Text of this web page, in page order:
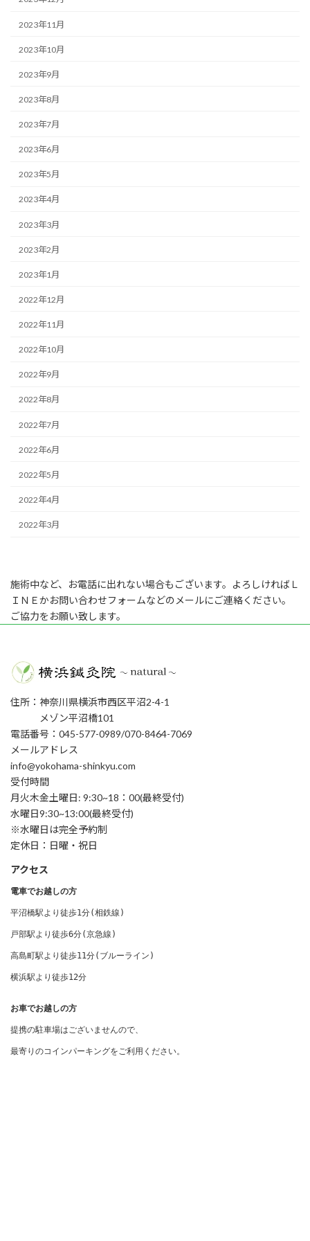
2023年11月
2023年10月
2023年9月
2023年8月
2023年7月
2023年6月
2023年5月
2023年4月
2023年3月
2023年2月
2023年1月
2022年12月
2022年11月
2022年10月
2022年9月
2022年8月
2022年7月
2022年6月
2022年5月
2022年4月
2022年3月
施術中など、お電話に出れない場合もございます。よろしければＬ
ＩＮＥかお問い合わせフォームなどのメールにご連絡ください。
ご協力をお願い致します。
住所：神奈川県横浜市西区平沼2-4-1
メゾン平沼橋101
電話番号：045-577-0989/070-8464-7069
メールアドレス
info@yokohama-shinkyu.com
受付時間
月火木金土曜日: 9:30~18：00(最終受付)
水曜日9:30~13:00(最終受付)
※水曜日は完全予約制
定休日：日曜・祝日
アクセス
電車でお越しの方
平沼橋駅より徒歩1分(相鉄線)
戸部駅より徒歩6分(京急線)
高島町駅より徒歩11分(ブルーライン)
横浜駅より徒歩12分
お車でお越しの方
提携の駐車場はございませんので、
最寄りのコインパーキングをご利用ください。